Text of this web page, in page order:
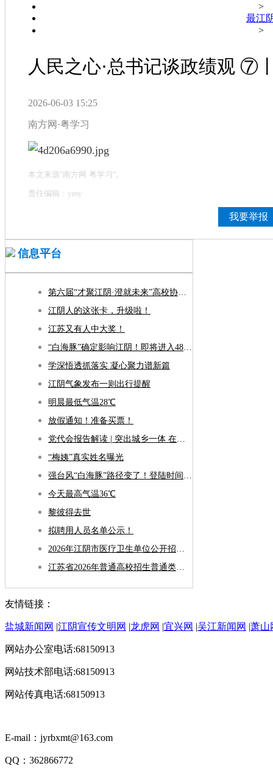
>
最江
>
人民之心·总书记谈政绩观 ⑦
2026-06-03 15:25
南方网·粤学习
本文来源"南方网·粤学习"。
责任编辑：ymy
我要举报
信息平台
第六届“才聚江阴·澄就未来”高校协同引才发展大会暨AI赋能人才发展交流会开幕
江阴人的这张卡，升级啦！
江苏又有人中大奖！
“白海豚”确定影响江阴！即将进入48小时警戒线！
学深悟透抓落实 凝心聚力谱新篇
江阴气象发布一则出行提醒
明晨最低气温28℃
放假通知！准备买票！
党代会报告解读 | 突出城乡一体 在构建融合发展新格局上全面发力
“梅姨”真实姓名曝光
强台风“白海豚”路径变了！登陆时间更新！
今天最高气温36℃
黎彼得去世
拟聘用人员名单公示！
2026年江阴市医疗卫生单位公开招聘合同制工作人员笔试公告
江苏省2026年普通高校招生普通类专科批次征求志愿投档线
友情链接：
盐城新闻网 |江阴宣传文明网 |龙虎网 |宜兴网 |吴江新闻网 |萧山
网站办公室电话:68150913
网站技术部电话:68150913
网站传真电话:68150913
E-mail：jyrbxmt@163.com
QQ：362866772